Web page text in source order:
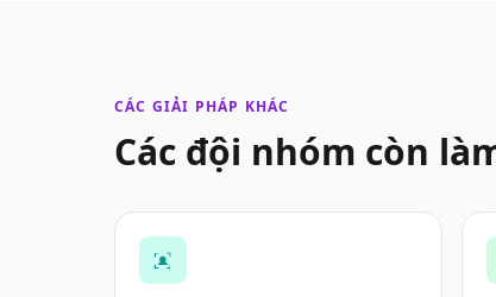
CÁC GIẢI PHÁP KHÁC
Các đội nhóm còn